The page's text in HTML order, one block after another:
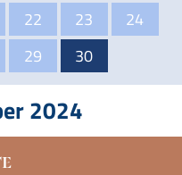
22 23
24
29 30
2024